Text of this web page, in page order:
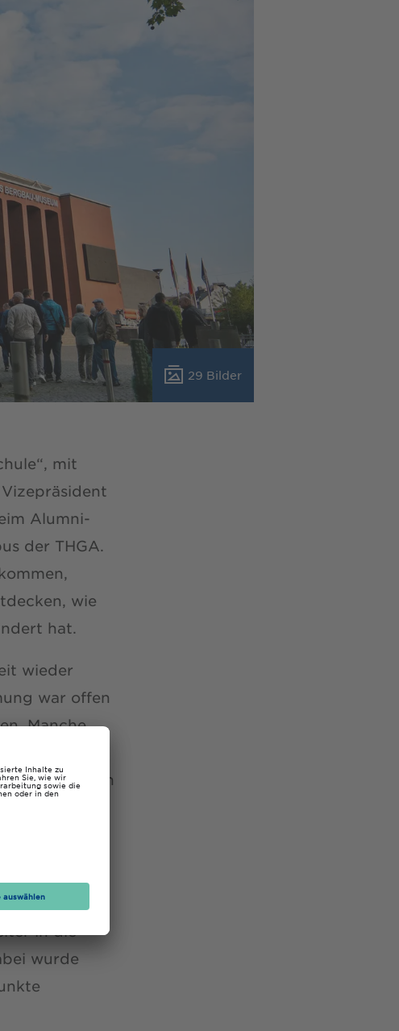
29 Bilder
mit
Vizepräsident
Alumni-
der THGA.
wie
hat.
wieder
war offen
Manche
sich an
Mitglied
in die
wurde